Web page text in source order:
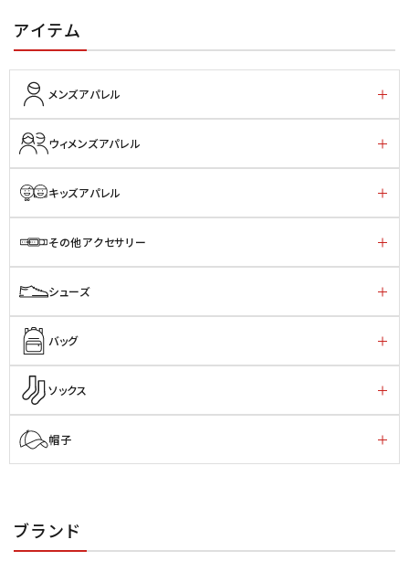
アイテム
メンズアパレル
ウィメンズアパレル
キッズアパレル
その他アクセサリー
シューズ
バッグ
ソックス
帽子
ブランド